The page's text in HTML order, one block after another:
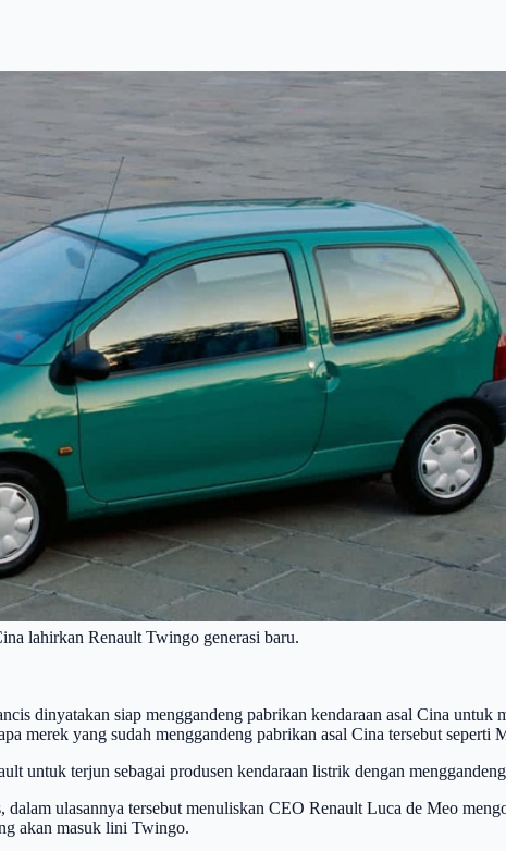
lahirkan Renault Twingo generasi baru.
dinyatakan siap menggandeng pabrikan kendaraan asal Cina
merek yang sudah menggandeng pabrikan asal Cina tersebut seperti
untuk terjun sebagai produsen kendaraan listrik dengan
ulasannya tersebut menuliskan CEO Renault Luca de Meo
akan masuk lini Twingo.